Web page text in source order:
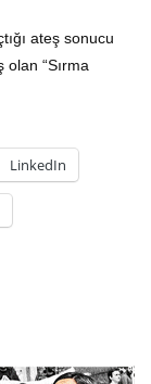
Beyine”
EKIM 2019
ateş sonucu
olan “Sırma
LinkedIn